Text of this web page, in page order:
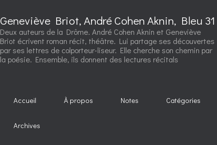
Geneviève Briot, André Cohen Aknin, Bleu 31
Deux auteurs de la Drôme. André Cohen Aknin et Geneviève
Briot écrivent roman récit, théâtre. Lui partage ses découvertes
par ses lettres de colporteur-liseur. Elle cherche son chemin par
la poésie. Ensemble, ils donnent des lectures récitals
Accueil À propos Notes Catégories
Archives